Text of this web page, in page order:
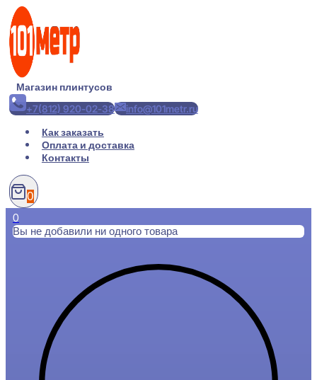
Перейти
содержимому
Магазин плинтусов
+7(812) 920-02-38
info@101metr.ru
Как заказать
Оплата и доставка
Контакты
0
0
Вы не добавили ни одного товара